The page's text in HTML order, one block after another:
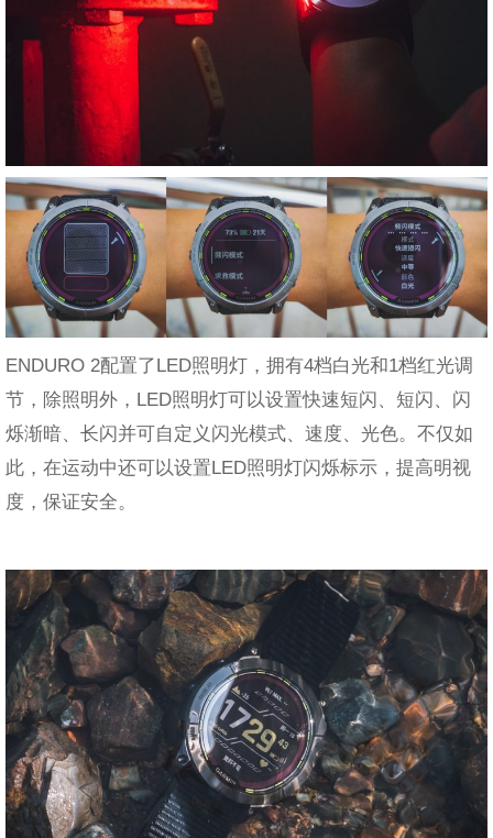
ENDURO 2配置了LED照明灯，拥有4档白光和1档红光调
节，除照明外，LED照明灯可以设置快速短闪、短闪、闪
烁渐暗、长闪并可自定义闪光模式、速度、光色。不仅如
此，在运动中还可以设置LED照明灯闪烁标示，提高明视
度，保证安全。